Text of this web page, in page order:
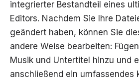
integrierter Bestandteil eines
Editors. Nachdem Sie Ihre
geändert haben, können Sie
andere Weise bearbeiten:
Musik und Untertitel hinzu und
anschließend ein umfassendes